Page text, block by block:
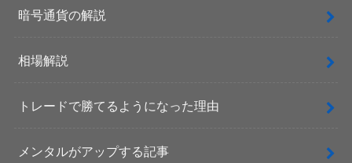
暗号通貨の解説
相場解説
トレードで勝てるようになった理由
メンタルがアップする記事